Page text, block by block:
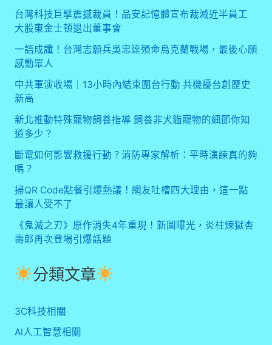
台灣科技巨擘震撼裁員！品安記憶體宣布裁減近半員工
大股東金士頓退出董事會
一語成讖！台灣志願兵吳忠達殞命烏克蘭戰場，最後心願
感動眾人
中共軍演收場｜13小時內結束圍台行動 共機擾台創歷史
新高
新北推動特殊寵物飼養指導 飼養非犬貓寵物的細節你知
道多少？
斷電如何影響救援行動？消防專家解析：平時演練真的夠
嗎？
掃QR Code點餐引爆熱議！網友吐槽四大理由，這一點
最讓人受不了
《鬼滅之刃》原作消失4年重現！新圖曝光，炎柱煉獄杏
壽郎再次登場引爆話題
分類文章
3C科技相關
AI人工智慧相關